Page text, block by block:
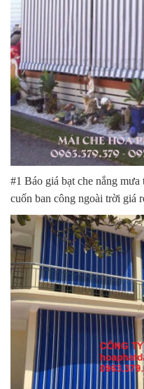
#1 Báo giá bạt che nắng
cuốn ban công ngoài trời giá